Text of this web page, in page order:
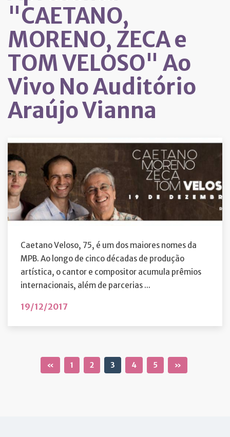
"CAETANO,
MORENO, ZECA e
TOM VELOSO" Ao
Vivo No Auditório
Araújo Vianna
Caetano Veloso, 75, é um dos maiores nomes da
MPB. Ao longo de cinco décadas de produção
artística, o cantor e compositor acumula prêmios
internacionais, além de parcerias ...
19/12/2017
« 1 2 3 4 5 »